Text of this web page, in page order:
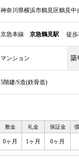
神奈川県横浜市鶴見区鶴見中
京急本線 京急鶴見駅 徒歩
マンション 築
5階建/S造(鉄骨造)
敷金 礼金 保証金
0ヶ月 1ヶ月 0ヶ月